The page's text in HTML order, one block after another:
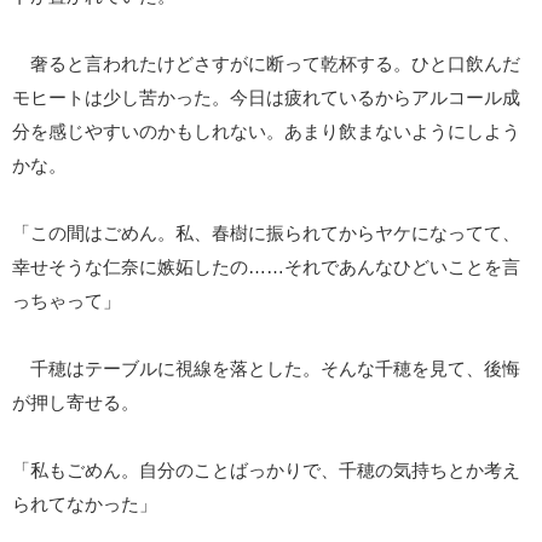
奢ると言われたけどさすがに断って乾杯する。ひと口飲んだ
モヒートは少し苦かった。今日は疲れているからアルコール成
分を感じやすいのかもしれない。あまり飲まないようにしよう
かな。
「この間はごめん。私、春樹に振られてからヤケになってて、
幸せそうな仁奈に嫉妬したの……それであんなひどいことを言
っちゃって」
千穂はテーブルに視線を落とした。そんな千穂を見て、後悔
が押し寄せる。
「私もごめん。自分のことばっかりで、千穂の気持ちとか考え
られてなかった」